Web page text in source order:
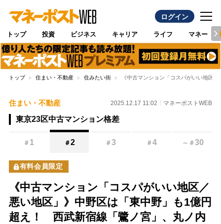
ログイン
トップ 投資 ビジネス キャリア ライフ マネー
トップ 住まい・不動産 住みたい街 《中古マンション「コスパがいい地区
住まい・不動産 2025.12.17 11:02 マネーポストWEB
東京23区中古マンション格差
＃ 1 ＃2 ＃3 ＃4 ～ ＃30
有料会員限定
《中古マンション「コスパがいい地区／
悪い地区」》中野区は「東中野」も1億円
超え！ 西武新宿線「鷺ノ宮」、丸ノ内